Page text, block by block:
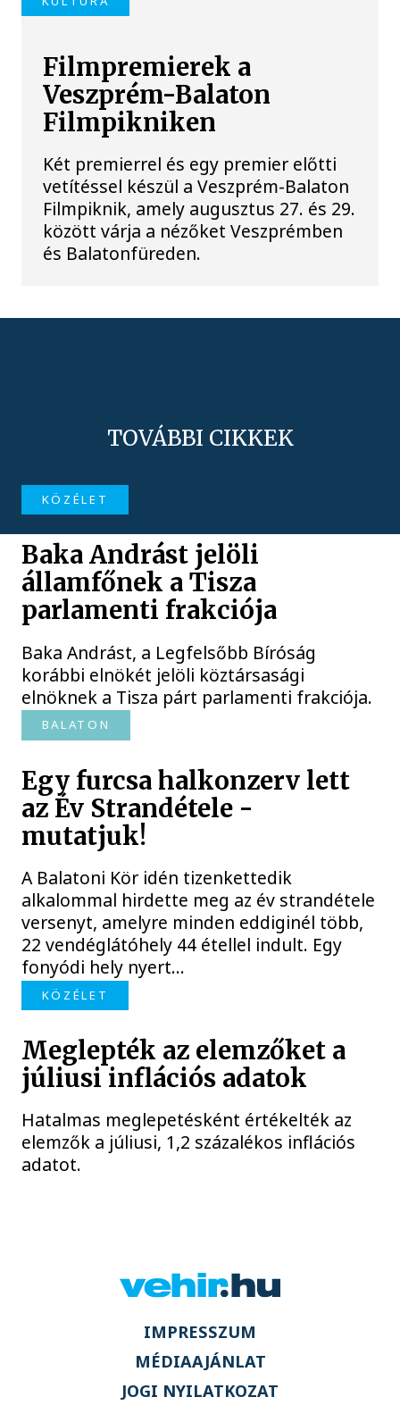
Filmpremierek a
Veszprém-Balaton
Filmpikniken
Két premierrel és egy premier előtti
vetítéssel készül a Veszprém-Balaton
Filmpiknik, amely augusztus 27. és 29.
között várja a nézőket Veszprémben
és Balatonfüreden.
TOVÁBBI CIKKEK
KÖZÉLET
Baka Andrást jelöli
államfőnek a Tisza
parlamenti frakciója
Baka Andrást, a Legfelsőbb Bíróság
korábbi elnökét jelöli köztársasági
elnöknek a Tisza párt parlamenti frakciója.
BALATON
Egy furcsa halkonzerv lett
az Év Strandétele -
mutatjuk!
A Balatoni Kör idén tizenkettedik
alkalommal hirdette meg az év strandétele
versenyt, amelyre minden eddiginél több,
22 vendéglátóhely 44 étellel indult. Egy
fonyódi hely nyert...
KÖZÉLET
Meglepték az elemzőket a
júliusi inflációs adatok
Hatalmas meglepetésként értékelték az
elemzők a júliusi, 1,2 százalékos inflációs
adatot.
IMPRESSZUM
MÉDIAAJÁNLAT
JOGI NYILATKOZAT